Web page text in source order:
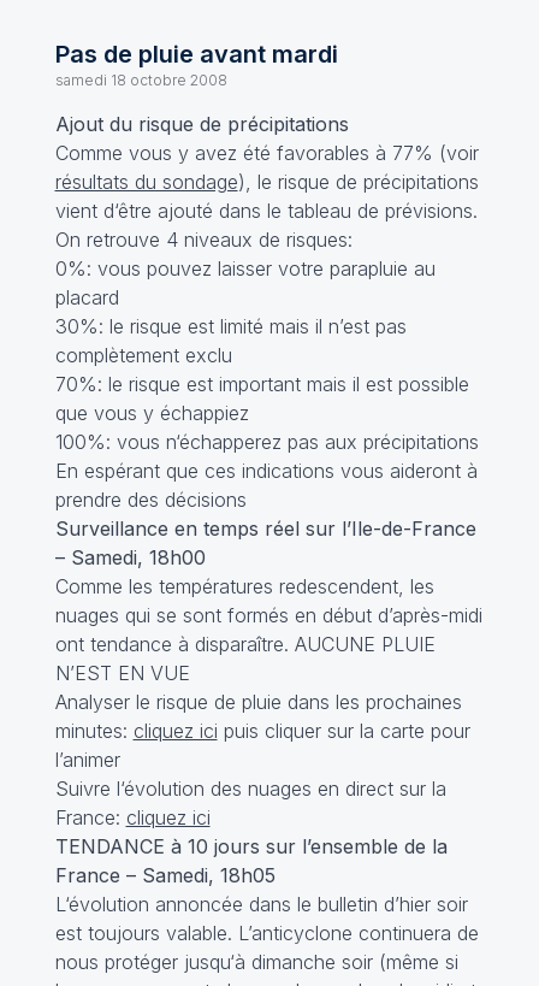
Pas de pluie avant mardi
samedi 18 octobre 2008
Ajout du risque de précipitations
Comme vous y avez été favorables à 77% (voir
résultats du sondage), le risque de précipitations
vient d‘être ajouté dans le tableau de prévisions.
On retrouve 4 niveaux de risques:
0%: vous pouvez laisser votre parapluie au
placard
30%: le risque est limité mais il n’est pas
complètement exclu
70%: le risque est important mais il est possible
que vous y échappiez
100%: vous n‘échapperez pas aux précipitations
En espérant que ces indications vous aideront à
prendre des décisions
Surveillance en temps réel sur l’Ile-de-France
– Samedi, 18h00
Comme les températures redescendent, les
nuages qui se sont formés en début d’après-midi
ont tendance à disparaître. AUCUNE PLUIE
N’EST EN VUE
Analyser le risque de pluie dans les prochaines
minutes: cliquez ici puis cliquer sur la carte pour
l’animer
Suivre l‘évolution des nuages en direct sur la
France: cliquez ici
TENDANCE à 10 jours sur l’ensemble de la
France – Samedi, 18h05
L‘évolution annoncée dans le bulletin d’hier soir
est toujours valable. L’anticyclone continuera de
nous protéger jusqu‘à dimanche soir (même si